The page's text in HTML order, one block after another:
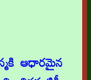
ఆధారమైన